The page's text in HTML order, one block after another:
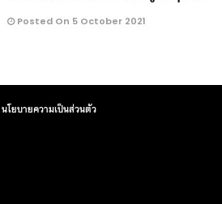
Posted On 5 October 2021
นโยบายความเป็นส่วนตัว